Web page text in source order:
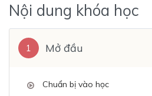
Nội dung khóa học
1 Mở đầu
Chuẩn bị vào học